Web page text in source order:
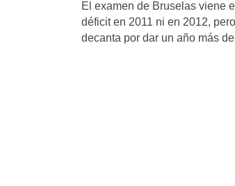
El examen de Bruselas viene
déficit en 2011 ni en 2012,
decanta por dar un año más